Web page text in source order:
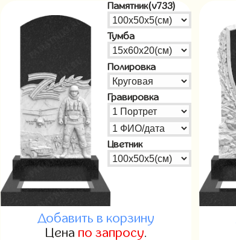
Памятник(v733)
Тумба
Полировка
Гравировка
Цветник
Добавить в корзину
Цена по запросу.